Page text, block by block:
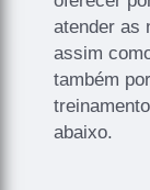
atender as
assim
também
abaixo.